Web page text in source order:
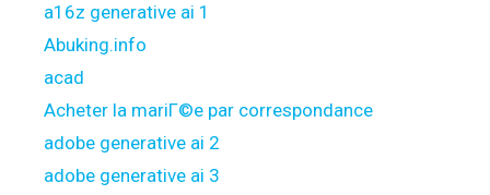
a16z generative ai 1
Abuking.info
acad
Acheter la mariГ©e par correspondance
adobe generative ai 2
adobe generative ai 3